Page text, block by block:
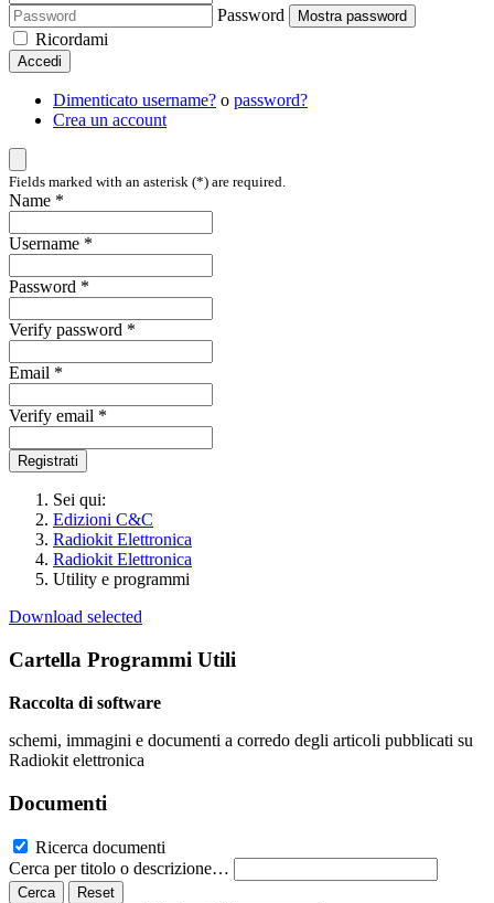
Password
Mostra password
Ricordami
Accedi
Dimenticato username? o password?
Crea un account
Fields marked with an asterisk (*) are required.
Name *
Username *
Password *
Verify password *
Email *
Verify email *
Registrati
Sei qui:
Edizioni C&C
Radiokit Elettronica
Radiokit Elettronica
Utility e programmi
Download selected
Cartella Programmi Utili
Raccolta di software
schemi, immagini e documenti a corredo degli articoli pubblicati su
Radiokit elettronica
Documenti
Ricerca documenti
Cerca per titolo o descrizione…
Cerca Reset